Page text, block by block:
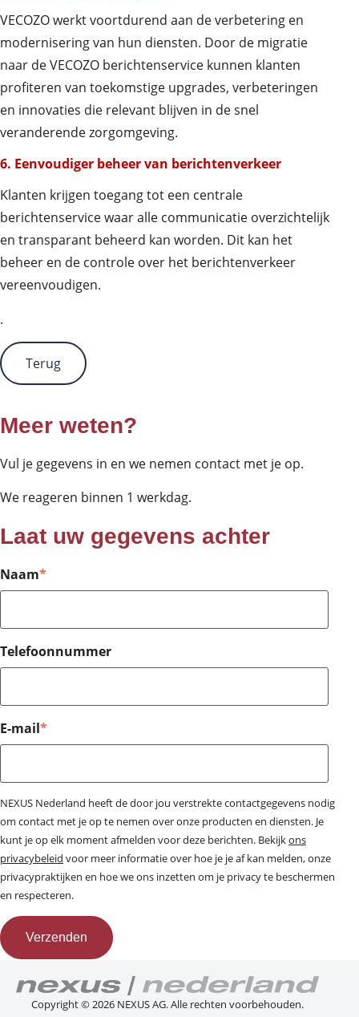
VECOZO werkt voortdurend aan de verbetering en
modernisering van hun diensten. Door de migratie
naar de VECOZO berichtenservice kunnen klanten
profiteren van toekomstige upgrades, verbeteringen
en innovaties die relevant blijven in de snel
veranderende zorgomgeving.
6. Eenvoudiger beheer van berichtenverkeer
Klanten krijgen toegang tot een centrale
berichtenservice waar alle communicatie overzichtelijk
en transparant beheerd kan worden. Dit kan het
beheer en de controle over het berichtenverkeer
vereenvoudigen.
.
Terug
Meer weten?
Vul je gegevens in en we nemen contact met je op.
We reageren binnen 1 werkdag.
Laat uw gegevens achter
Naam*
Telefoonnummer
E-mail*
NEXUS Nederland heeft de door jou verstrekte contactgegevens nodig
om contact met je op te nemen over onze producten en diensten. Je
kunt je op elk moment afmelden voor deze berichten. Bekijkons
privacybeleid voor meer informatie over hoe je je af kan melden, onze
privacypraktijken en hoe we ons inzetten om je privacy te beschermen
en respecteren.
Copyright © 2026 NEXUS AG. Alle rechten voorbehouden.